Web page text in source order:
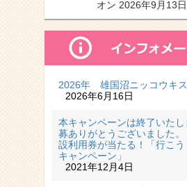
オン 2026年9月13
2026年 雄国沼ニッコウキ
2026年6月16日
本キャンペーンは終了いた
募ありがとうございました
設利用券が当たる！「行こ
キャンペーン」
2021年12月4日